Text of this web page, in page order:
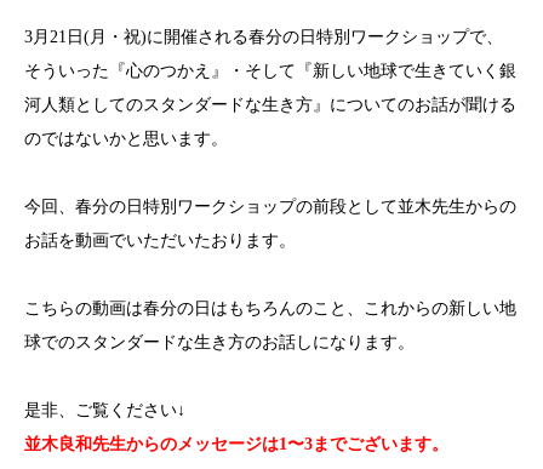
3月21日(月・祝)に開催される春分の日特別ワークショップで、
そういった『心のつかえ』・そして『新しい地球で生きていく銀
河人類としてのスタンダードな生き方』についてのお話が聞ける
のではないかと思います。
今回、春分の日特別ワークショップの前段として並木先生からの
お話を動画でいただいたおります。
こちらの動画は春分の日はもちろんのこと、これからの新しい地
球でのスタンダードな生き方のお話しになります。
是非、ご覧ください↓
並木良和先生からのメッセージは1〜3までございます。